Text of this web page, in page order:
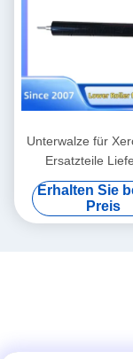
Unterwalze für
Ersatzteile
Hongtaipart
Druck
Erhalten Sie
Preis